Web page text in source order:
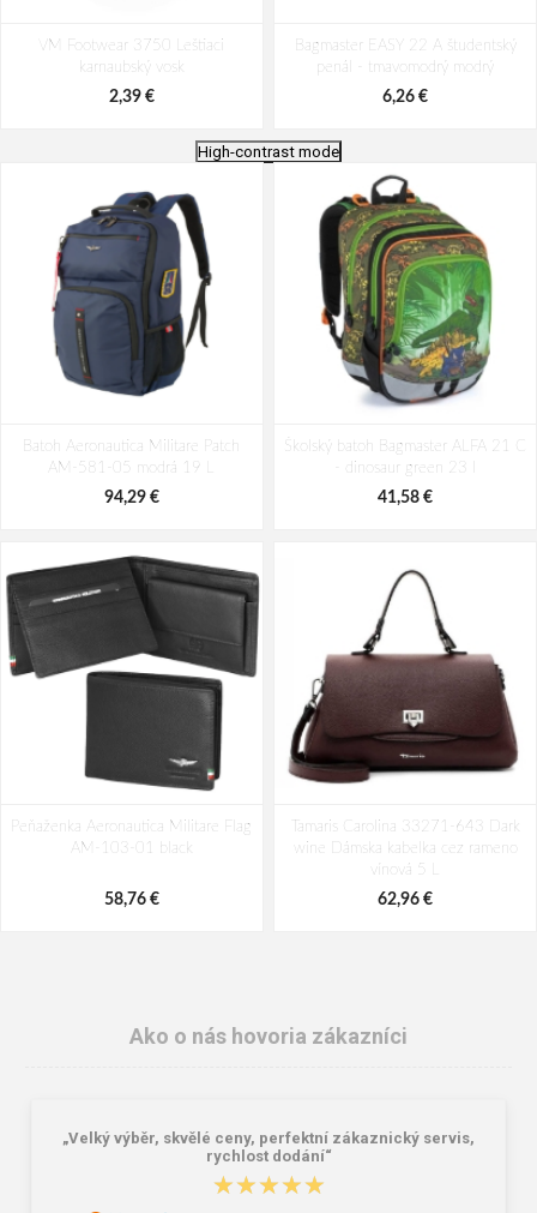
VM Footwear 3750 Leštiaci
karnaubský vosk
2,39 €
Bagmaster EASY 22 A študentský
penál - tmavomodrý modrý
6,26 €
AM-580-05 modrá 22 L
Rosé 35 l
49,10 €
High-contrast mode
Batoh Aeronautica Militare Patch
AM-581-05 modrá 19 L
94,29 €
Školský batoh Bagmaster ALFA 21 C
- dinosaur green 23 l
41,58 €
Peňaženka Aeronautica Militare Flag
AM-103-01 black
58,76 €
Tamaris Carolina 33271-643 Dark
wine Dámska kabelka cez rameno
vínová 5 L
62,96 €
Ako o nás hovoria zákazníci
„Velký výběr, skvělé ceny, perfektní zákaznický servis,
rychlost dodání“
★★★★★
★★★★★